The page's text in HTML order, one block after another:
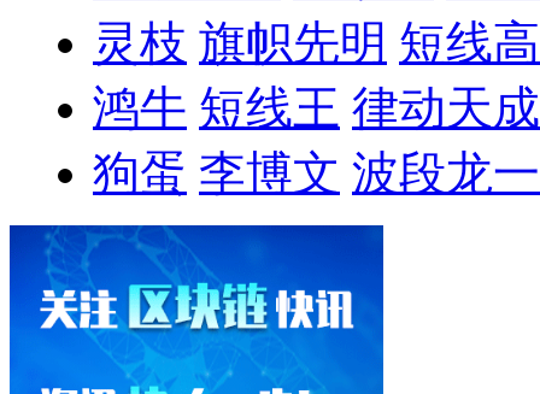
灵枝 旗帜先明 短线
鸿牛 短线王 律动天成
狗蛋 李博文 波段龙一